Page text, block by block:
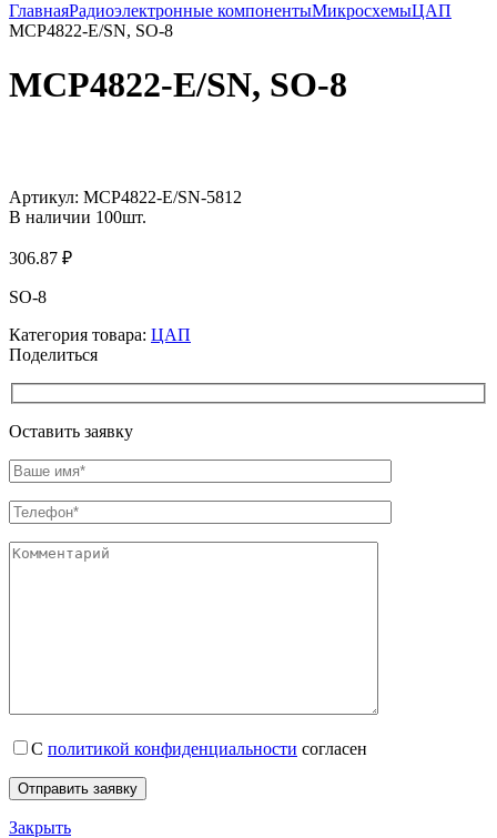
ГлавнаяРадиоэлектронные компонентыМикросхемыЦАП
MCP4822-E/SN, SO-8
MCP4822-E/SN, SO-8
Артикул: MCP4822-E/SN-5812
В наличии 100шт.
306.87 ₽
SO-8
Категория товара: ЦАП
Поделиться
Оставить заявку
С политикой конфиденциальности согласен
Закрыть